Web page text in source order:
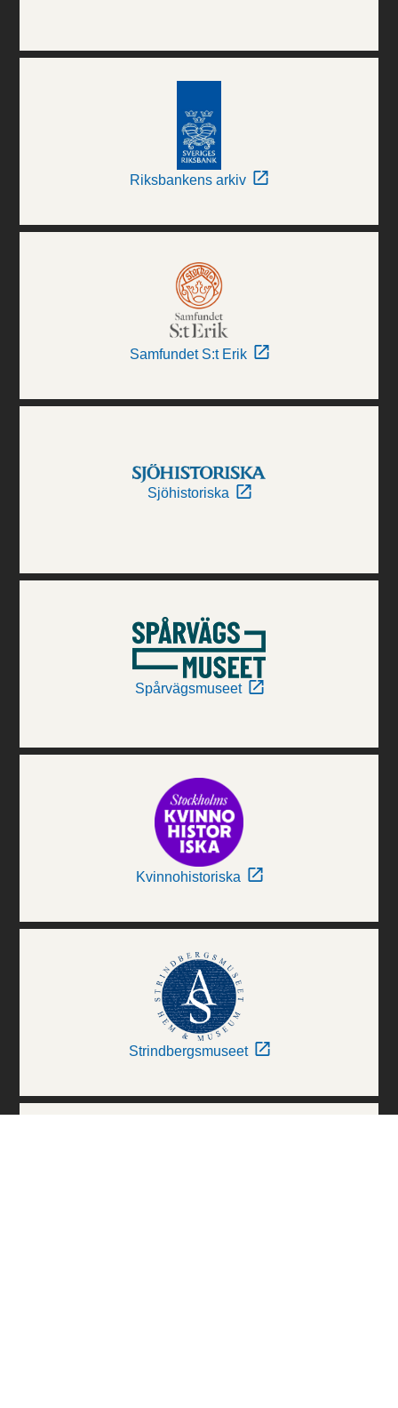
Riksbankens arkiv
Samfundet S:t Erik
Sjöhistoriska
Spårvägsmuseet
Kvinnohistoriska
Strindbergsmuseet